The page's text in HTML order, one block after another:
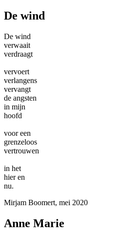
De wind
De wind
verwaait
verdraagt
vervoert
verlangens
vervangt
de angsten
in mijn
hoofd
voor een
grenzeloos
vertrouwen
in het
hier en
nu.
Mirjam Boomert, mei 2020
Anne Marie